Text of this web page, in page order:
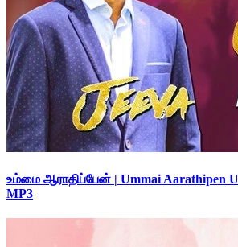
உம்மை ஆராதிப்பேன் | Ummai Aarathipen
MP3